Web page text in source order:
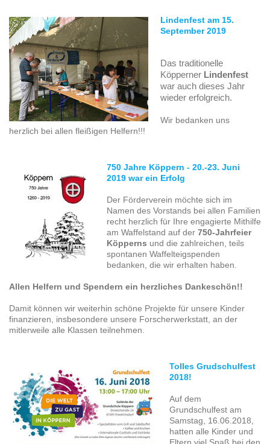
Lindenfest am 15.
September 2019
Das traditionelle
Köpperner Lindenfest
war auch dieses Jahr
wieder erfolgreich.
Wir bedanken uns
herzlich bei allen fleißigen Helfern!!!
750 Jahre Köppern - 20.-23. Juni
2019 war ein Erfolg
Der Förderverein möchte sich im
Namen des Vorstands bei allen Familien
recht herzlich für Ihre engagierte Mithilfe
am Waffelstand auf der 750-Jahrfeier
Köpperns und die zahlreichen, teils
spontanen Waffelteigspenden
bedanken, die wir erhalten haben.
Allen Helfern und Spendern ein herzliches Dankeschön!!
Damit können wir weiterhin schöne Projekte für unsere Kinder
finanzieren, insbesondere unsere Forscherwerkstatt, an der
mitlerweile alle Klassen teilnehmen.
Tolles Grudschulfest
2018!
Auf dem
Grundschulfest am
Samstag, 16.06.2018,
hatten alle Kinder und
Eltern viel Spaß bei den